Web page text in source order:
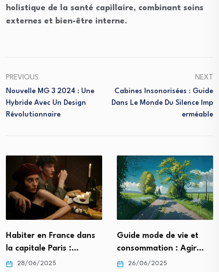
holistique de la santé capillaire, combinant soins
externes et bien-être interne.
PREVIOUS
Nouvelle MG 3 2024 : Une
Hybride Avec Un Design
Révolutionnaire
NEXT
Cabines Insonorisées : Guide
Dans Le Monde Du Silence Imp
Erméable
Habiter en France dans
la capitale Paris :…
28/06/2025
Guide mode de vie et
consommation : Agir…
26/06/2025